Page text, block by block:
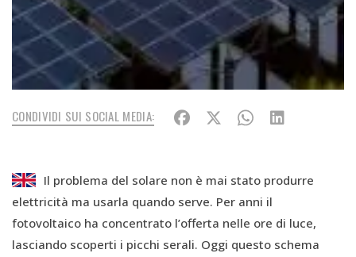
CONDIVIDI SUI SOCIAL MEDIA:
Il problema del solare non è mai stato produrre
elettricità ma usarla quando serve. Per anni il
fotovoltaico ha concentrato l’offerta nelle ore di luce,
lasciando scoperti i picchi serali. Oggi questo schema